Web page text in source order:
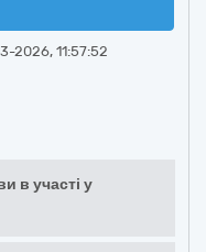
2026, 11:57:52
в участі у